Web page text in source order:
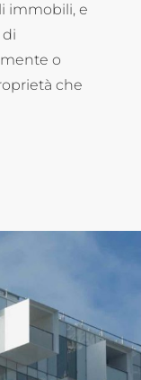
immobili, e
di
o
che